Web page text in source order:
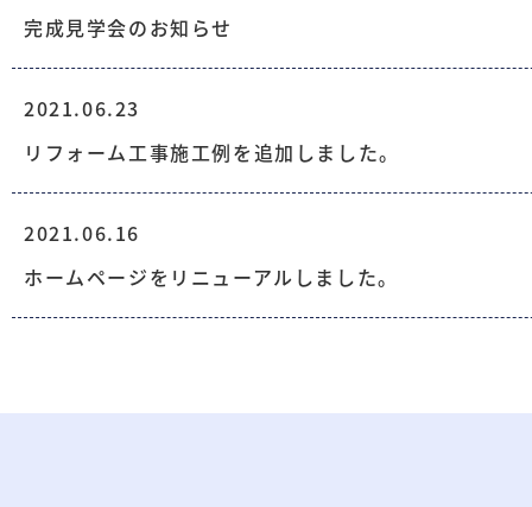
完成見学会のお知らせ
2021.06.23
リフォーム工事施工例を追加しました。
2021.06.16
ホームページをリニューアルしました。